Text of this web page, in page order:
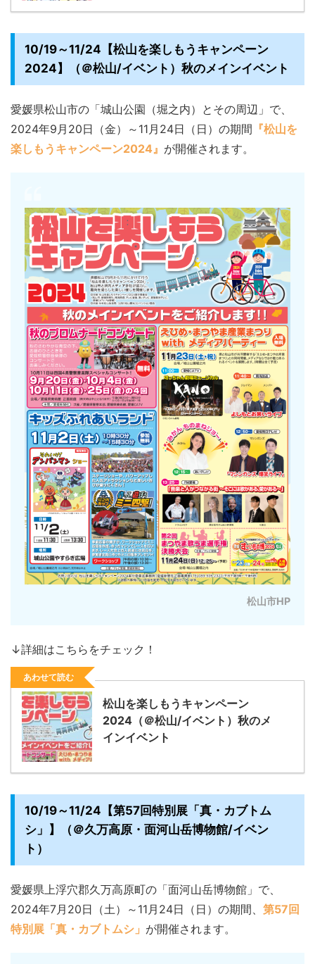
10/19～11/24【松山を楽しもうキャンペーン
2024】（＠松山/イベント）秋のメインイベント
愛媛県松山市の「城山公園（堀之内）とその周辺」で、
2024年9月20日（金）～11月24日（日）の期間 『松山を
楽しもうキャンペーン2024』 が開催されます。
松山市HP
↓詳細はこちらをチェック！
あわせて読む
松山を楽しもうキャンペーン
2024（＠松山/イベント）秋のメ
インイベント
10/19～11/24【第57回特別展「真・カブトム
シ」】（＠久万高原・面河山岳博物館/イベン
ト）
愛媛県上浮穴郡久万高原町の「面河山岳博物館」で、
2024年7月20日（土）～11月24日（日）の期間、 第57回
特別展「真・カブトムシ」 が開催されます。